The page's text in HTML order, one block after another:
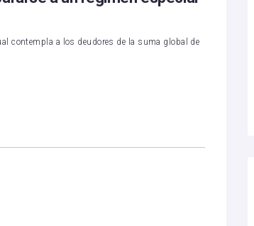
contempla a los deudores de la suma global de